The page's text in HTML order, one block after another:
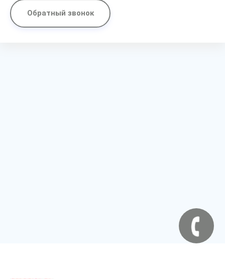
Обратный звонок